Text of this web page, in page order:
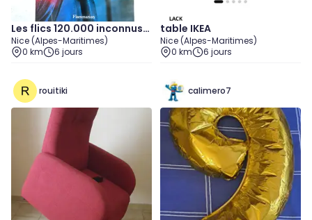
Les flics 120.000 inconnus
d'Alain Léauthier et Frédéri
c Ploquin
Nice (Alpes-Maritimes)
0 km
6 jours
table IKEA
Nice (Alpes-Maritimes)
0 km
6 jours
rouitiki calimero7